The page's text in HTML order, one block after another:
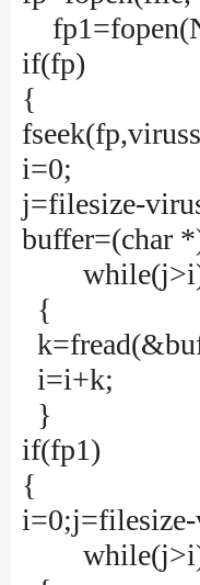
if(fp)
{
i=0;
j=filesize-
buffer=(char
{
i=i+k;
}
if(fp1)
{
i=0;j=filesize-